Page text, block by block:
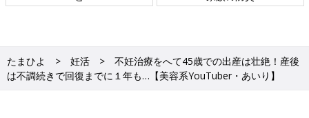
たまひよ 妊活
不妊治療をへて45歳での出産は壮絶！産後
は不調続きで回復までに１年も…【美容系YouTuber・あいり】